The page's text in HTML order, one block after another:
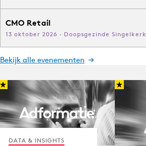
CMO Retail
13 oktober 2026 · Doopsgezinde Singelkerk
Bekijk alle evenementen
DATA & INSIGHTS